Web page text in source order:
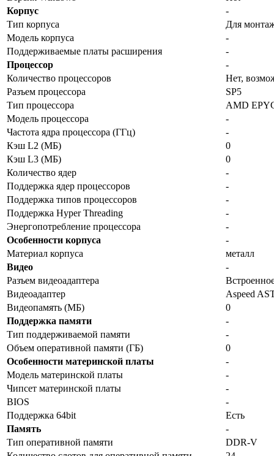
Корпус
-
Тип корпуса
Для
Модель корпуса
-
Поддерживаемые платы расширения
-
Процессор
-
Количество процессоров
Нет,
Разъем процессора
SP5
Тип процессора
AMD
Модель процессора
-
Частота ядра процессора (ГГц)
-
Кэш L2 (МБ)
0
Кэш L3 (МБ)
0
Количество ядер
-
Поддержка ядер процессоров
-
Поддержка типов процессоров
-
Поддержка Hyper Threading
-
Энергопотребление процессора
-
Особенности корпуса
-
Материал корпуса
металл
Видео
-
Разъем видеоадаптера
Видеоадаптер
Aspeed
Видеопамять (МБ)
0
Поддержка памяти
-
Тип поддерживаемой памяти
-
Объем оперативной памяти (ГБ)
0
Особенности материнской платы
-
Модель материнской платы
-
Чипсет материнской платы
-
BIOS
-
Поддержка 64bit
Есть
Память
-
Тип оперативной памяти
DDR-V